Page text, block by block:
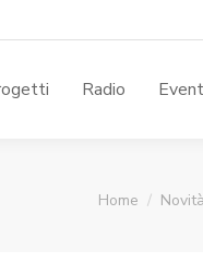
Radio
You are here:
Home Novità